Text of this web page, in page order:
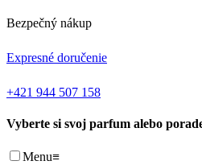
Bezpečný nákup
Expresné doručenie
+421 944 507 158
Vyberte si svoj parfum alebo
Menu≡